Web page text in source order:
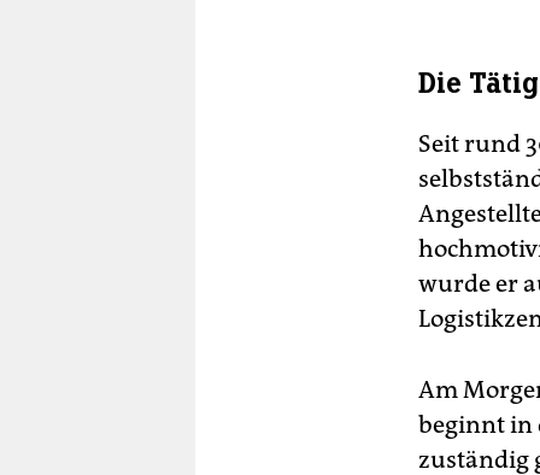
Die
Seit rund
wurde er
Am
beginnt in
zuständig